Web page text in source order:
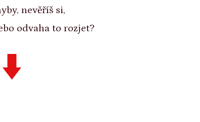
nevěříš si,
odvaha to rozjet?